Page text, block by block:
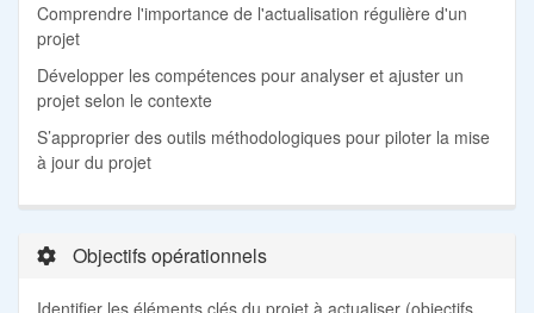
Comprendre l'importance de l'actualisation régulière d'un
projet
Développer les compétences pour analyser et ajuster un
projet selon le contexte
S’approprier des outils méthodologiques pour piloter la mise
à jour du projet
Objectifs opérationnels
Identifier les éléments clés du projet à actualiser (objectifs,